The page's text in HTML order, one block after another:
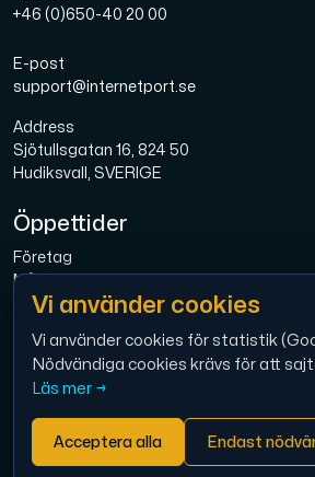
+46 (0)650-40 20 00
E-post
support@internetport.se
Address
Sjötullsgatan 16, 824 50
Hudiksvall, SVERIGE
Öppettider
Företag
Mån-Fre: 08.00-16.00
Bredband
Mån-Fre: 08.00-16.00
Ekonomi
Mån-Tor: 9.00 – 12.00
Vi använder cookies
Vi använder cookies för statistik
Nödvändiga cookies krävs för att
Läs mer →
Acceptera alla Endast